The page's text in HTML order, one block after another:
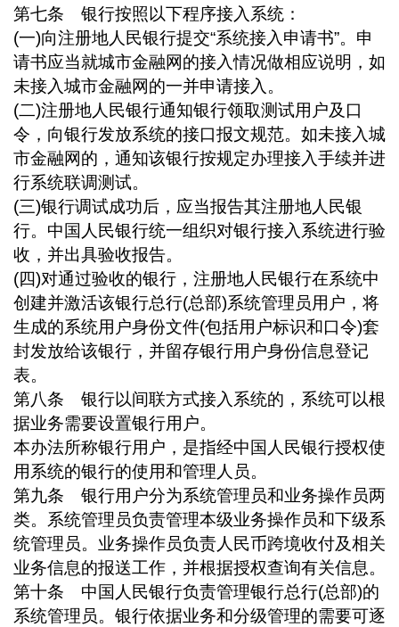
第七条 银行按照以下程序接入系统：
(一)向注册地人民银行提交“系统接入申请书”。申
请书应当就城市金融网的接入情况做相应说明，如
未接入城市金融网的一并申请接入。
(二)注册地人民银行通知银行领取测试用户及口
令，向银行发放系统的接口报文规范。如未接入城
市金融网的，通知该银行按规定办理接入手续并进
行系统联调测试。
(三)银行调试成功后，应当报告其注册地人民银
行。中国人民银行统一组织对银行接入系统进行验
收，并出具验收报告。
(四)对通过验收的银行，注册地人民银行在系统中
创建并激活该银行总行(总部)系统管理员用户，将
生成的系统用户身份文件(包括用户标识和口令)套
封发放给该银行，并留存银行用户身份信息登记
表。
第八条 银行以间联方式接入系统的，系统可以根
据业务需要设置银行用户。
本办法所称银行用户，是指经中国人民银行授权使
用系统的银行的使用和管理人员。
第九条 银行用户分为系统管理员和业务操作员两
类。系统管理员负责管理本级业务操作员和下级系
统管理员。业务操作员负责人民币跨境收付及相关
业务信息的报送工作，并根据授权查询有关信息。
第十条 中国人民银行负责管理银行总行(总部)的
系统管理员。银行依据业务和分级管理的需要可逐